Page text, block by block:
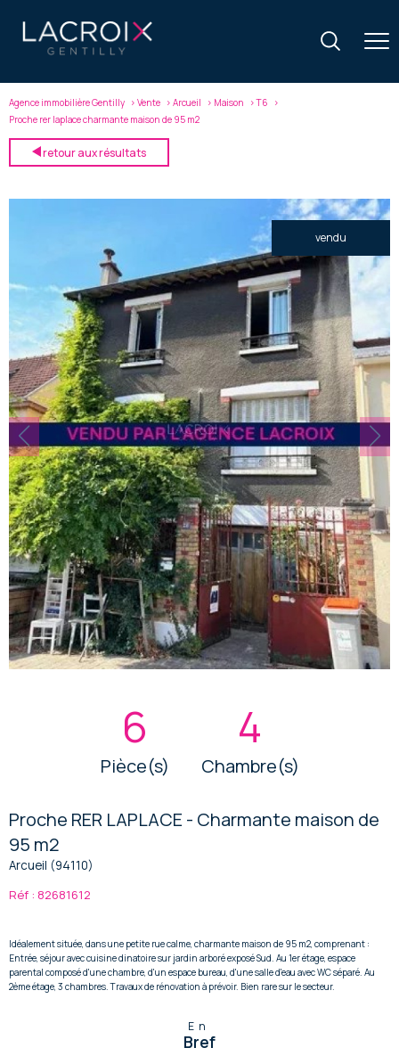
Agence immobilière Gentilly Vente Arcueil Maison
T6
Proche rer laplace charmante maison de 95 m2
retour aux résultats
vendu
6
Pièce(s)
4
Chambre(s)
Proche RER LAPLACE - Charmante maison de
95 m2
Arcueil (94110)
Réf : 82681612
Idéalement située, dans une petite rue calme, charmante maison de 95 m2, comprenant :
Entrée, séjour avec cuisine dinatoire sur jardin arboré exposé Sud. Au 1er étage, espace
parental composé d'une chambre, d'un espace bureau, d'une salle d'eau avec WC séparé. Au
2ème étage, 3 chambres. Travaux de rénovation à prévoir. Bien rare sur le secteur.
En
Bref